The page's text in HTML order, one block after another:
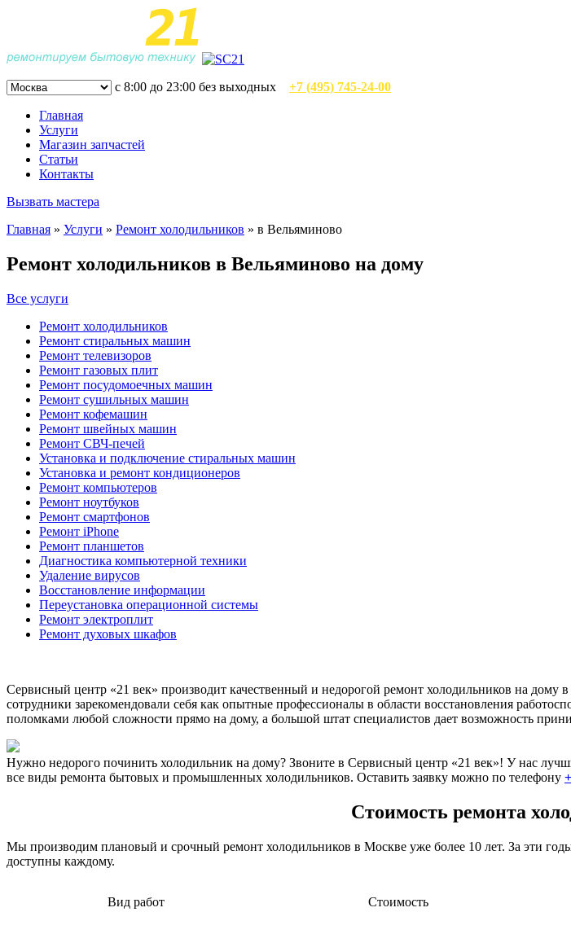
с 8:00 до 23:00 без выходных +7 (495) 745-24-00
Главная
Услуги
Магазин запчастей
Статьи
Контакты
Вызвать мастера
Главная » Услуги » Ремонт холодильников » в Вельяминово
Ремонт холодильников в Вельяминово на дому
Все услуги
Ремонт холодильников
Ремонт стиральных машин
Ремонт телевизоров
Ремонт газовых плит
Ремонт посудомоечных машин
Ремонт сушильных машин
Ремонт кофемашин
Ремонт швейных машин
Ремонт СВЧ-печей
Установка и подключение стиральных машин
Установка и ремонт кондиционеров
Ремонт компьютеров
Ремонт ноутбуков
Ремонт смартфонов
Ремонт iPhone
Ремонт планшетов
Диагностика компьютерной техники
Удаление вирусов
Восстановление информации
Переустановка операционной системы
Ремонт электроплит
Ремонт духовых шкафов
Сервисный центр «21 век» производит качественный и недорогой ремонт холодильников на
сотрудники зарекомендовали себя как опытные профессионалы в области восстановления
поломками любой сложности прямо на дому, а большой штат специалистов дает возможность
Нужно недорого починить холодильник на дому? Звоните в Сервисный центр «21 век»! У нас
все виды ремонта бытовых и промышленных холодильников. Оставить заявку можно по телефону
Стоимость ремонта
Мы производим плановый и срочный ремонт холодильников в Москве уже более 10 лет. За эти
доступны каждому.
Вид работ Стоимость